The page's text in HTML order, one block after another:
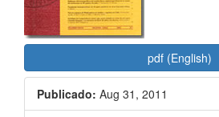
pdf (English)
Publicado: Aug 31, 2011